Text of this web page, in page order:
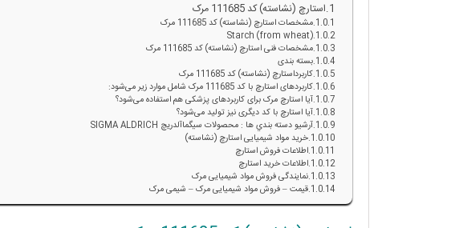
استارچ (نشاسته) کد 111685 مرک
مشخصات استارچ (نشاسته) کد 111685 مرک
Starch (from wheat)
مشخصات فنی استارچ (نشاسته) کد 111685 مرک
بسته بندی
کاربرداستارچ (نشاسته) کد 111685 مرک
کاربردهای استارچ با کد 111685 مرک شامل موارد زیر می‌شود:
آیا استارچ مرک برای کاربردهای پزشکی هم استفاده می‌شود؟
آیا استارچ با کد دیگری نیز تولید می‌شود؟
آرشيو دسته بندي ها : محصولات سيگماآلدريچ SIGMA ALDRICH
خرید مواد شیمیایی استارچ (نشاسته)
اطلاعات فروش استارچ
اطلاعات خرید استارچ
نمایندگی فروش مواد شیمیایی مرک
قیمت – فروش مواد شیمیایی مرک – شیمی مرک